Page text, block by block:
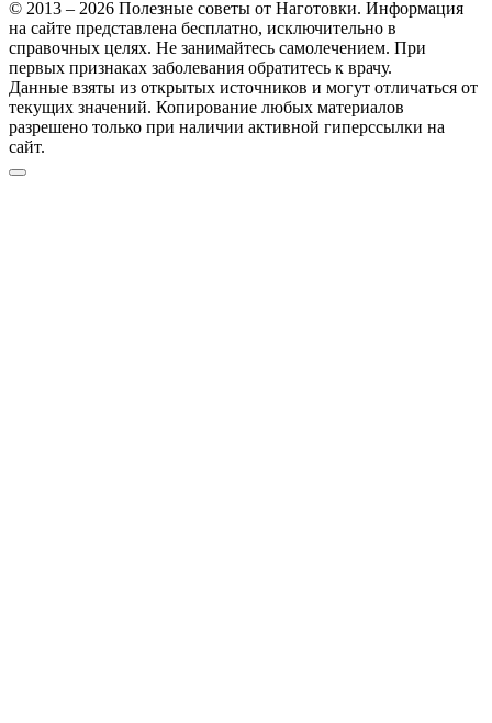
© 2013 – 2026 Полезные советы от Наготовки. Информация
на сайте представлена бесплатно, исключительно в
справочных целях. Не занимайтесь самолечением. При
первых признаках заболевания обратитесь к врачу.
Данные взяты из открытых источников и могут отличаться от
текущих значений. Копирование любых материалов
разрешено только при наличии активной гиперссылки на
сайт.